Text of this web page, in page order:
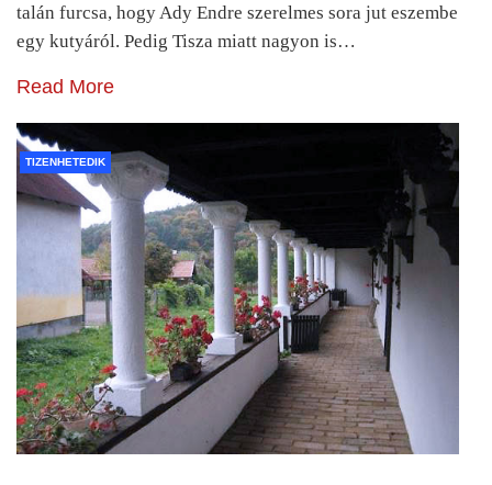
talán furcsa, hogy Ady Endre szerelmes sora jut eszembe
egy kutyáról. Pedig Tisza miatt nagyon is…
Read More
TIZENHETEDIK